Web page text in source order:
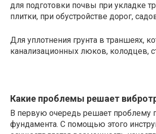
для подготовки почвы при укладке
плитки, при обустройстве дорог,
Для уплотнения грунта в траншеях,
канализационных люков, колодцев,
Какие проблемы решает
В первую очередь решает проблему
фундамента. С помощью этого